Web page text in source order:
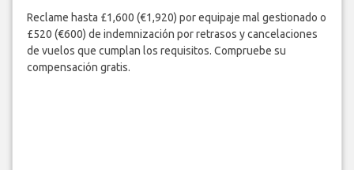
Reclame hasta £1,600 (€1,920) por equipaje mal gestionado o
£520 (€600) de indemnización por retrasos y cancelaciones
de vuelos que cumplan los requisitos. Compruebe su
compensación gratis.